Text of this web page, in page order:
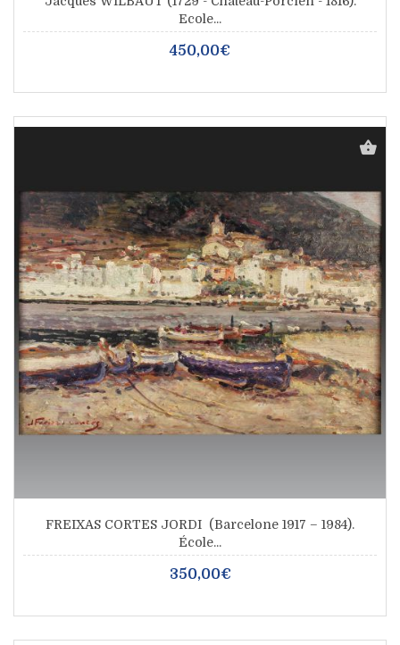
Ecole...
450,00€
FREIXAS CORTES JORDI (Barcelone 1917 – 1984).
École...
350,00€